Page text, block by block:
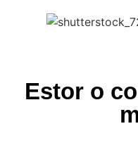
Estor o